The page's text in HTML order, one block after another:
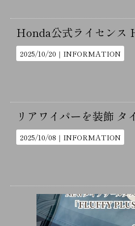
Honda公式ライセンス Honda×向島 ホンダロゴマ
2025/10/20｜ INFORMATION
リアワイパーを装飾 タイヤ リア
2025/10/08｜ INFORMATION